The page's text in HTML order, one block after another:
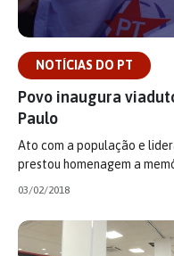
NOTÍCIAS DO PT
Povo inaugura
Paulo
Ato com a população e
prestou homenagem a
03/02/2018